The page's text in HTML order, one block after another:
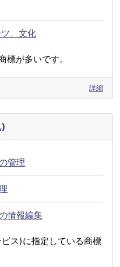
、文化
標が多いです。
詳細
)
管理
情報編集
ス)に指定している商標